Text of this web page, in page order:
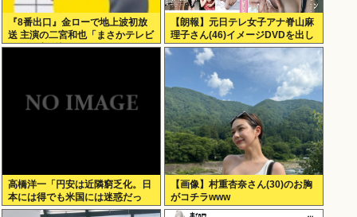
『8番出口』金ローで地上波初放
送 主演の二宮和也「まさかテレビ
にまで迷い込んでしまうとは」
【朗報】元日テレ女子アナ脊山麻
理子さん(46)イメージDVDを出し
てしまう（画像・動画あり）
高橋洋一「円安は近隣窮乏化。日
本には得でも米国には迷惑だっ
た」
【画像】村重杏奈さん(30)のお胸
がコチラwww